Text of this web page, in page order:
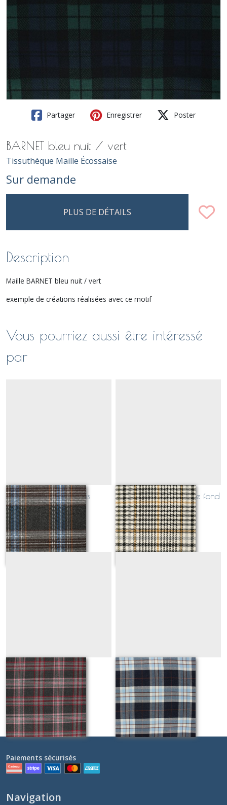
Partager Enregistrer Poster
BARNET bleu nuit / vert
Tissuthèque Maille Écossaise
Sur demande
PLUS DE DÉTAILS
Description
Maille BARNET bleu nuit / vert
exemple de créations réalisées avec ce motif
Vous pourriez aussi être intéressé
par
écossais bleu gris
Sur demande
écossais noir moutarde fond
écru
Sur demande
kensington rose
Sur demande
LEWIS bleu
Sur demande
Paiements sécurisés
Navigation